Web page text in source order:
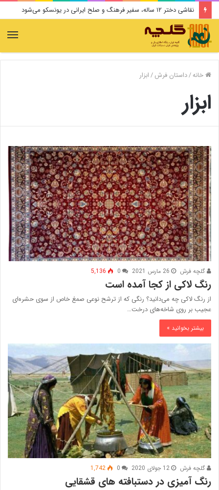
نقاشی دختر ۱۲ ساله، سفیر فرهنگ و صلح ایرانی در یونسکو می‌شود
خانه/داستان فرش/ابزار
ابزار
گلچه فرش 26 مارس 2021 0
5,136
رنگ لاکی از کجا آمده است
از رنگ لاکی چه می‌دانید؟ رنگی که از ترشح نوعی صمغ خاص از سوی حشره‌ای
عجیب بر روی شاخه‌های درخت…
بیشتر بخوانید »
گلچه فرش 12 جولای 2020 0
1,742
رنگ آمیزی در دستبافته های قشقایی